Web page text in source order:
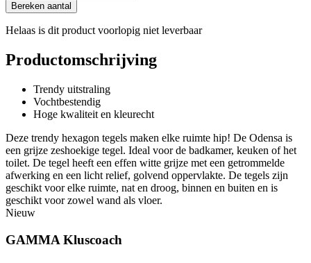
Bereken aantal
Helaas is dit product voorlopig niet leverbaar
Productomschrijving
Trendy uitstraling
Vochtbestendig
Hoge kwaliteit en kleurecht
Deze trendy hexagon tegels maken elke ruimte hip! De Odensa is
een grijze zeshoekige tegel. Ideal voor de badkamer, keuken of het
toilet. De tegel heeft een effen witte grijze met een getrommelde
afwerking en een licht relief, golvend oppervlakte. De tegels zijn
geschikt voor elke ruimte, nat en droog, binnen en buiten en is
geschikt voor zowel wand als vloer.
Nieuw
GAMMA Kluscoach